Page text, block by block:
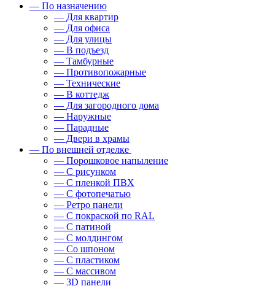
— По назначению
— Для квартир
— Для офиса
— Для улицы
— В подъезд
— Тамбурные
— Противопожарные
— Технические
— В коттедж
— Для загородного дома
— Наружные
— Парадные
— Двери в храмы
— По внешней отделке
— Порошковое напыление
— С рисунком
— С пленкой ПВХ
— С фотопечатью
— Ретро панели
— С покраской по RAL
— С патиной
— С молдингом
— Со шпоном
— С пластиком
— С массивом
— 3D панели